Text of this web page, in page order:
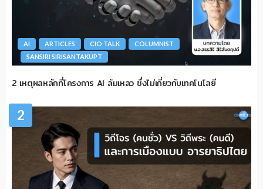
AI ARTICLES CIO TALK
COLUMNIST
SANSIRI SIRISANTAKUPT
2 เหตุผลหลักที่โครงการ AI ล้มเหลว ซึ่งไม่เกี่ยวกับเทคโนโลยี
2